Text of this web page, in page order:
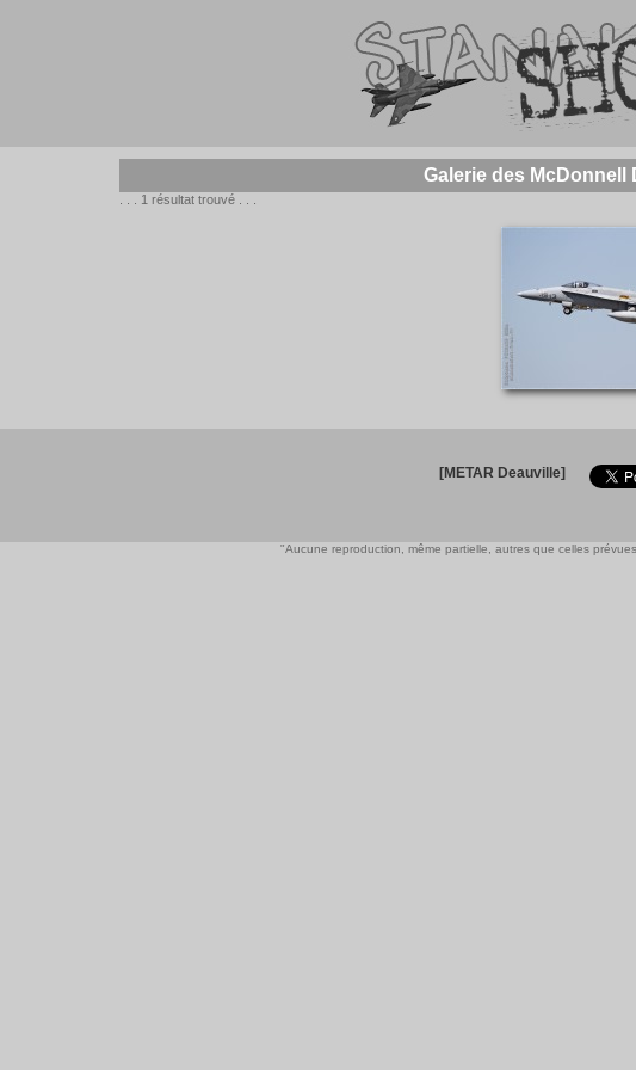
Galerie des McDonnell
. . . 1 résultat trouvé . . .
[METAR Deauville]
"Aucune reproduction, même partielle, autres que celles